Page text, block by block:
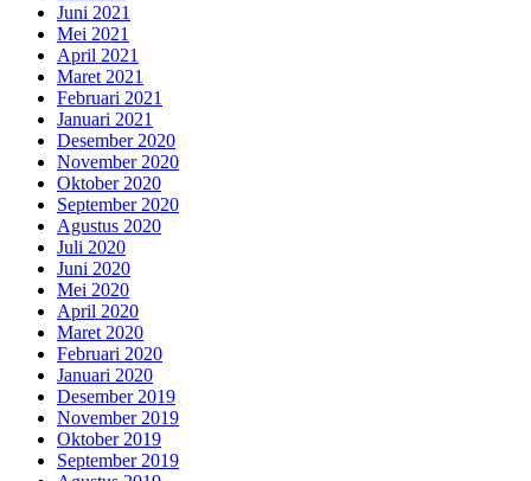
Juni 2021
Mei 2021
April 2021
Maret 2021
Februari 2021
Januari 2021
Desember 2020
November 2020
Oktober 2020
September 2020
Agustus 2020
Juli 2020
Juni 2020
Mei 2020
April 2020
Maret 2020
Februari 2020
Januari 2020
Desember 2019
November 2019
Oktober 2019
September 2019